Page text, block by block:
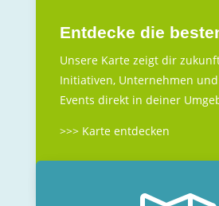
Entdecke die
Unsere Karte zeigt dir
Initiativen, Unternehmen
Events direkt in deiner
>>> Karte entdecken